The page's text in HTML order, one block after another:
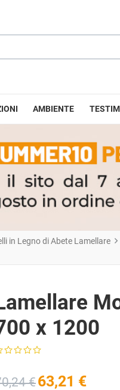
AMBIENTE
in Legno di Abete Lamellare
x 1200
€63,21 €